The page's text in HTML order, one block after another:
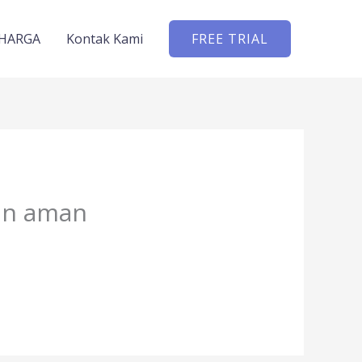
Kontak Kami FREE TRIAL
aman